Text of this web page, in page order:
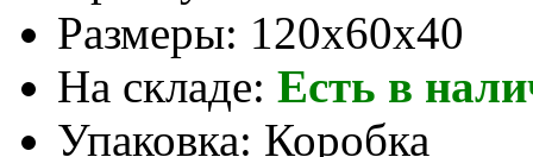
Размеры: 120x60x40
На складе: Есть в
Упаковка: Коробка